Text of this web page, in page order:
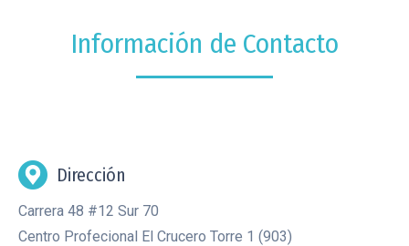
Información de Contacto
Dirección
Carrera 48 #12 Sur 70
Centro Profecional El Crucero Torre 1 (903)